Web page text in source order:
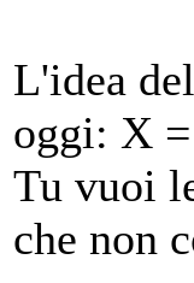
L'idea
oggi: X
Tu vuoi
che non